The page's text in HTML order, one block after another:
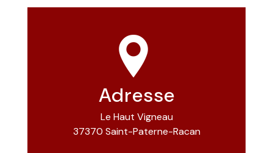
Adresse
Le Haut Vigneau
37370 Saint-Paterne-Racan